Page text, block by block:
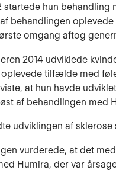
startede hun
behandlingen
omgang aftog
2014 udviklede
tilfælde med
at hun havde
af behandlingen med
udviklingen af
vurderede, at det
Humira, der var